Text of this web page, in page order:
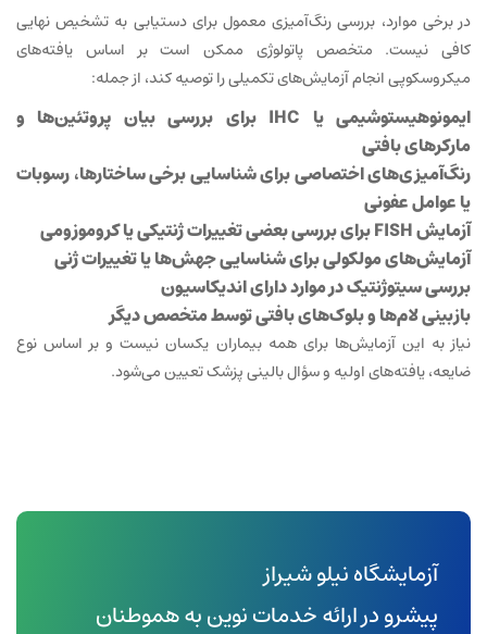
در برخی موارد، بررسی رنگ‌آمیزی معمول برای دستیابی به تشخیص نهایی
کافی نیست. متخصص پاتولوژی ممکن است بر اساس یافته‌های
میکروسکوپی انجام آزمایش‌های تکمیلی را توصیه کند، از جمله:
ایمونوهیستوشیمی یا IHC برای بررسی بیان پروتئین‌ها و
مارکرهای بافتی
رنگ‌آمیزی‌های اختصاصی برای شناسایی برخی ساختارها، رسوبات
یا عوامل عفونی
آزمایش FISH برای بررسی بعضی تغییرات ژنتیکی یا کروموزومی
آزمایش‌های مولکولی برای شناسایی جهش‌ها یا تغییرات ژنی
بررسی سیتوژنتیک در موارد دارای اندیکاسیون
بازبینی لام‌ها و بلوک‌های بافتی توسط متخصص دیگر
نیاز به این آزمایش‌ها برای همه بیماران یکسان نیست و بر اساس نوع
ضایعه، یافته‌های اولیه و سؤال بالینی پزشک تعیین می‌شود.
آزمایشگاه نیلو شیراز
پیشرو در ارائه خدمات نوین به هموطنان